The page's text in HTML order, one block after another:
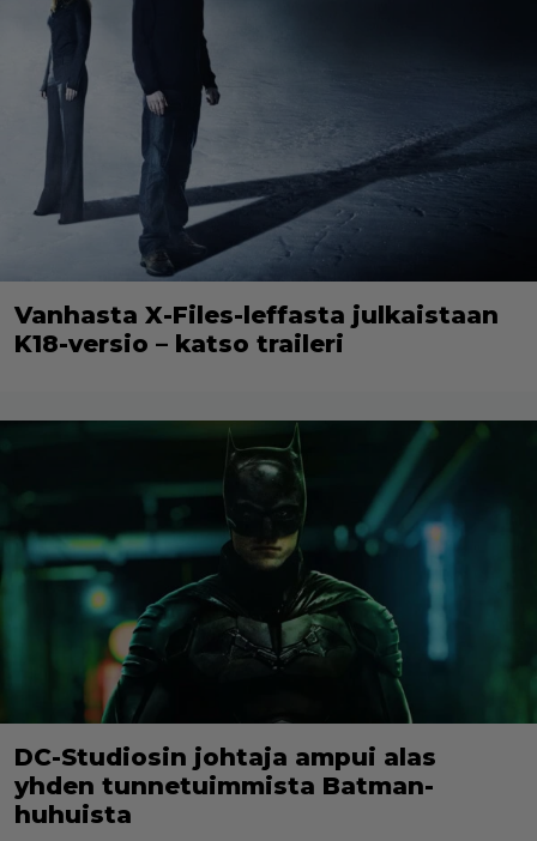
Vanhasta X-Files-leffasta julkaistaan
K18-versio – katso traileri
DC-Studiosin johtaja ampui alas
yhden tunnetuimmista Batman-
huhuista